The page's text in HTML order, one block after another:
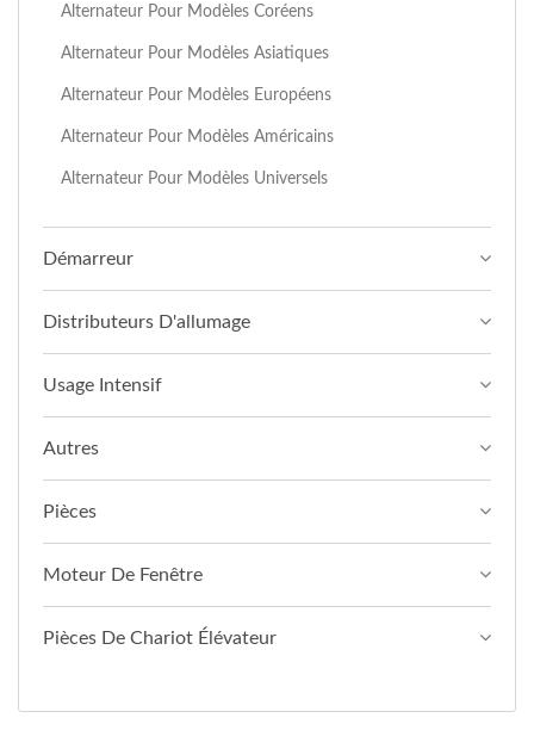
Alternateur Pour Modèles Coréens
Alternateur Pour Modèles Asiatiques
Alternateur Pour Modèles Européens
Alternateur Pour Modèles Américains
Alternateur Pour Modèles Universels
Démarreur
Distributeurs D'allumage
Usage Intensif
Autres
Pièces
Moteur De Fenêtre
Pièces De Chariot Élévateur